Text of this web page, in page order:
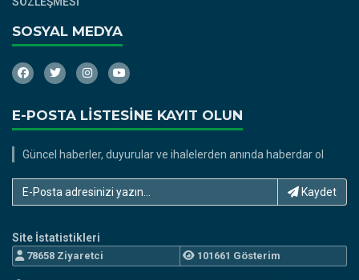
SOSYAL MEDYA
E-POSTA LİSTESİNE KAYIT OLUN
Güncel haberler, duyurular ve ihalelerden anında haberdar ol
E-Posta adresinizi yazın... Kaydet
Site İstatistikleri
78658 Ziyaretci 101661 Gösterim